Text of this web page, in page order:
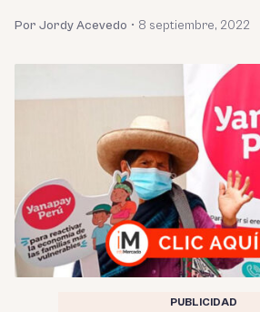
Por Jordy Acevedo • 8 septiembre, 2022
PUBLICIDAD